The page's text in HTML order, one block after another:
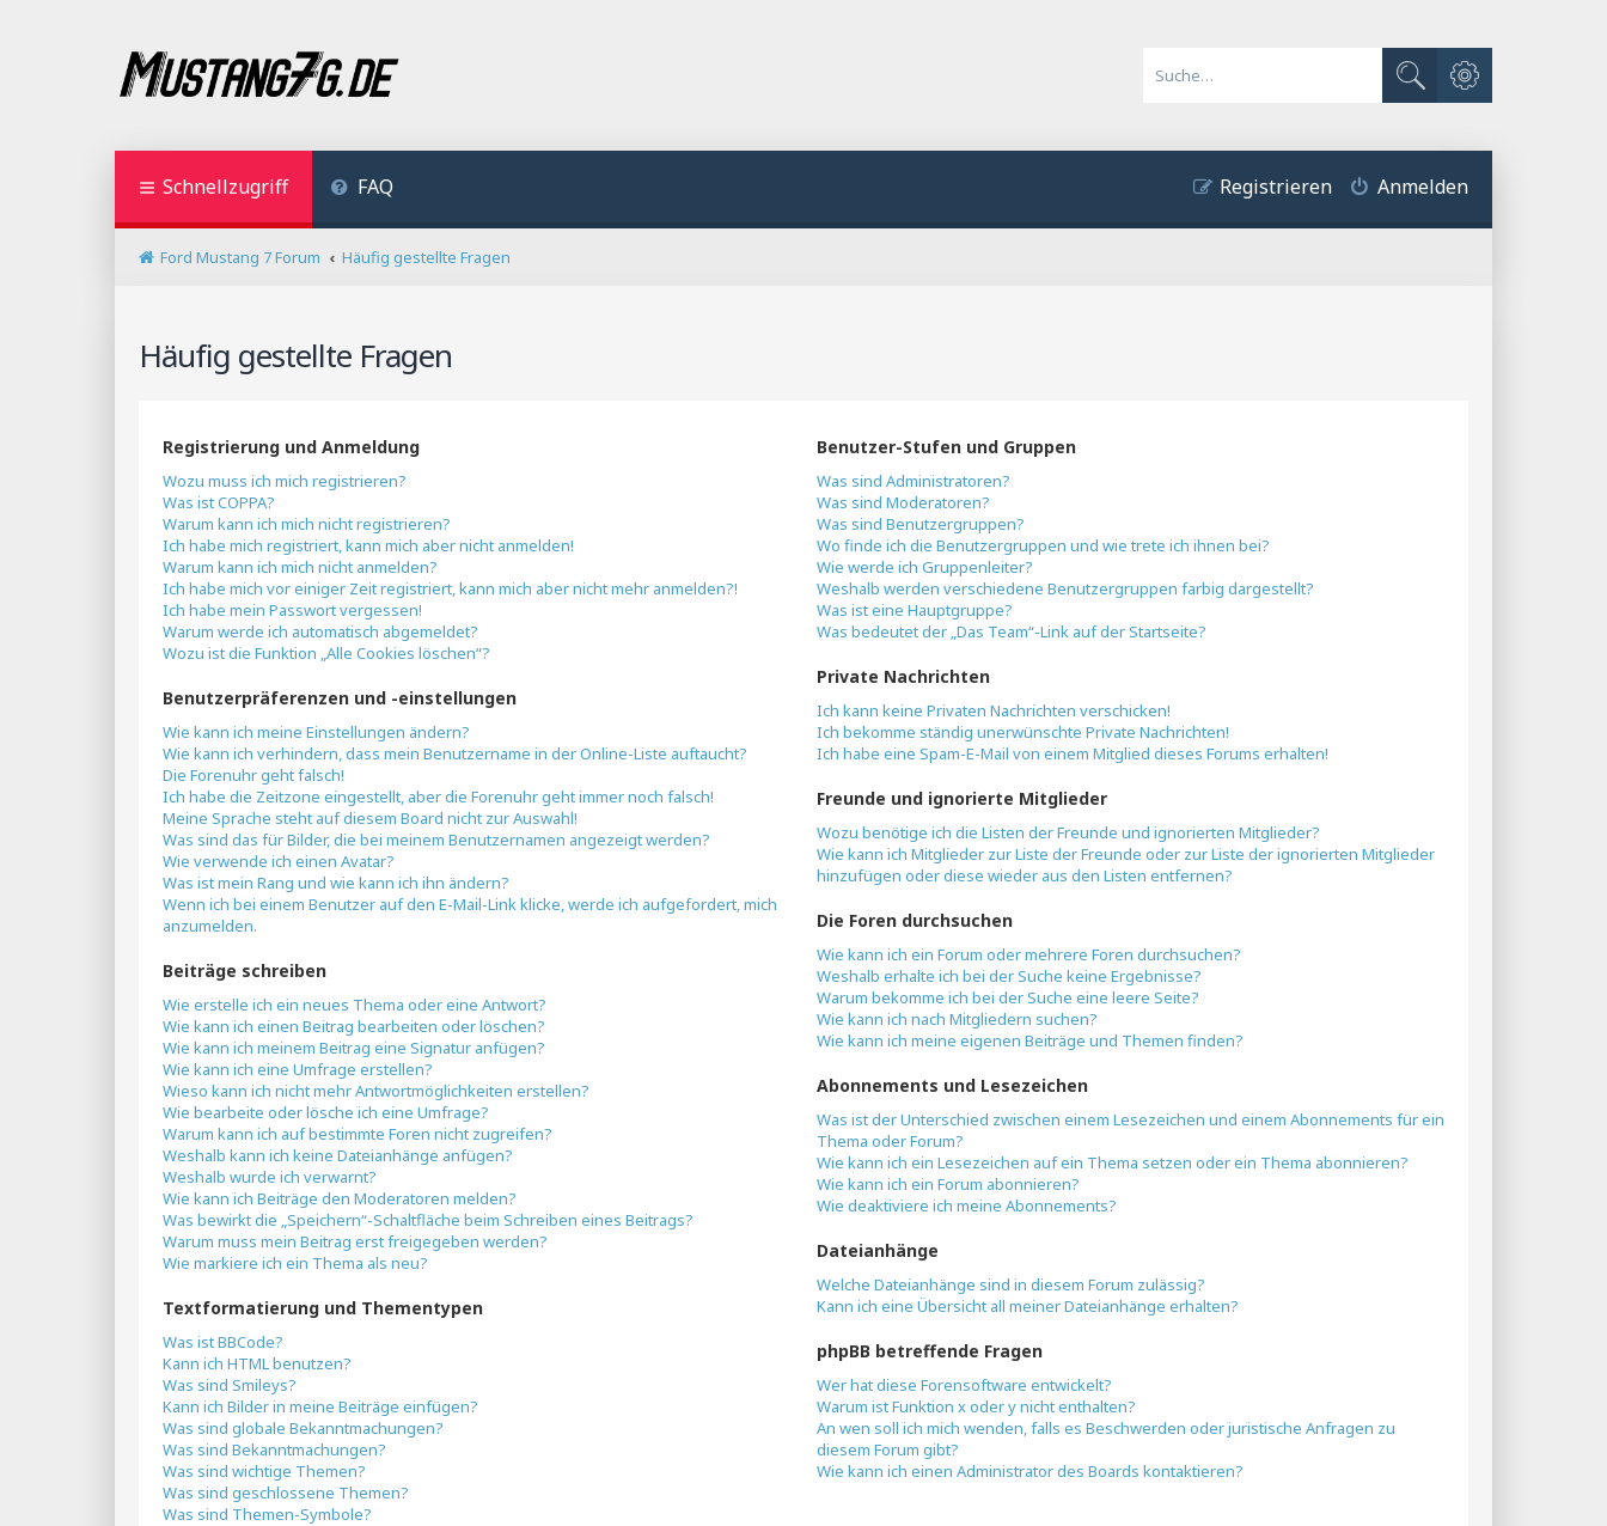
Suche
Erweiterte Suche
Schnellzugriff FAQ Anmelden
Registrieren
Ford Mustang 7 Forum Häufig gestellte Fragen
Häufig gestellte Fragen
Registrierung und Anmeldung
Wozu muss ich mich registrieren?
Was ist COPPA?
Warum kann ich mich nicht registrieren?
Ich habe mich registriert, kann mich aber nicht anmelden!
Warum kann ich mich nicht anmelden?
Ich habe mich vor einiger Zeit registriert, kann mich aber nicht mehr anmelden?!
Ich habe mein Passwort vergessen!
Warum werde ich automatisch abgemeldet?
Wozu ist die Funktion „Alle Cookies löschen“?
Benutzerpräferenzen und -einstellungen
Wie kann ich meine Einstellungen ändern?
Wie kann ich verhindern, dass mein Benutzername in der Online-Liste auftaucht?
Die Forenuhr geht falsch!
Ich habe die Zeitzone eingestellt, aber die Forenuhr geht immer noch falsch!
Meine Sprache steht auf diesem Board nicht zur Auswahl!
Was sind das für Bilder, die bei meinem Benutzernamen angezeigt werden?
Wie verwende ich einen Avatar?
Was ist mein Rang und wie kann ich ihn ändern?
Wenn ich bei einem Benutzer auf den E-Mail-Link klicke, werde ich aufgefordert, mich
anzumelden.
Beiträge schreiben
Wie erstelle ich ein neues Thema oder eine Antwort?
Wie kann ich einen Beitrag bearbeiten oder löschen?
Wie kann ich meinem Beitrag eine Signatur anfügen?
Wie kann ich eine Umfrage erstellen?
Wieso kann ich nicht mehr Antwortmöglichkeiten erstellen?
Wie bearbeite oder lösche ich eine Umfrage?
Warum kann ich auf bestimmte Foren nicht zugreifen?
Weshalb kann ich keine Dateianhänge anfügen?
Weshalb wurde ich verwarnt?
Wie kann ich Beiträge den Moderatoren melden?
Was bewirkt die „Speichern“-Schaltfläche beim Schreiben eines Beitrags?
Warum muss mein Beitrag erst freigegeben werden?
Wie markiere ich ein Thema als neu?
Textformatierung und Thementypen
Was ist BBCode?
Kann ich HTML benutzen?
Was sind Smileys?
Kann ich Bilder in meine Beiträge einfügen?
Was sind globale Bekanntmachungen?
Was sind Bekanntmachungen?
Was sind wichtige Themen?
Was sind geschlossene Themen?
Was sind Themen-Symbole?
Benutzer-Stufen und Gruppen
Was sind Administratoren?
Was sind Moderatoren?
Was sind Benutzergruppen?
Wo finde ich die Benutzergruppen und wie trete ich ihnen bei?
Wie werde ich Gruppenleiter?
Weshalb werden verschiedene Benutzergruppen farbig dargestellt?
Was ist eine Hauptgruppe?
Was bedeutet der „Das Team“-Link auf der Startseite?
Private Nachrichten
Ich kann keine Privaten Nachrichten verschicken!
Ich bekomme ständig unerwünschte Private Nachrichten!
Ich habe eine Spam-E-Mail von einem Mitglied dieses Forums erhalten!
Freunde und ignorierte Mitglieder
Wozu benötige ich die Listen der Freunde und ignorierten Mitglieder?
Wie kann ich Mitglieder zur Liste der Freunde oder zur Liste der ignorierten Mitglieder
hinzufügen oder diese wieder aus den Listen entfernen?
Die Foren durchsuchen
Wie kann ich ein Forum oder mehrere Foren durchsuchen?
Weshalb erhalte ich bei der Suche keine Ergebnisse?
Warum bekomme ich bei der Suche eine leere Seite?
Wie kann ich nach Mitgliedern suchen?
Wie kann ich meine eigenen Beiträge und Themen finden?
Abonnements und Lesezeichen
Was ist der Unterschied zwischen einem Lesezeichen und einem Abonnements für ein
Thema oder Forum?
Wie kann ich ein Lesezeichen auf ein Thema setzen oder ein Thema abonnieren?
Wie kann ich ein Forum abonnieren?
Wie deaktiviere ich meine Abonnements?
Dateianhänge
Welche Dateianhänge sind in diesem Forum zulässig?
Kann ich eine Übersicht all meiner Dateianhänge erhalten?
phpBB betreffende Fragen
Wer hat diese Forensoftware entwickelt?
Warum ist Funktion x oder y nicht enthalten?
An wen soll ich mich wenden, falls es Beschwerden oder juristische Anfragen zu
diesem Forum gibt?
Wie kann ich einen Administrator des Boards kontaktieren?